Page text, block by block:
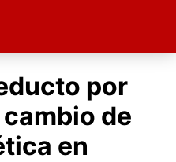
por
de
en